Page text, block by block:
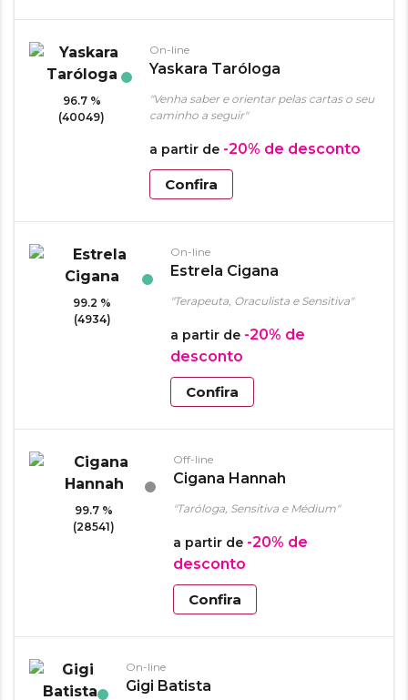
96.7 %
(40049)
On-line
Yaskara Taróloga
"Venha saber e orientar pelas cartas o seu
caminho a seguir"
a partir de -20% de desconto
Confira
99.2 %
(4934)
On-line
Estrela Cigana
"Terapeuta, Oraculista e Sensitiva"
a partir de -20% de
desconto
Confira
99.7 %
(28541)
Off-line
Cigana Hannah
"Taróloga, Sensitiva e Médium"
a partir de -20% de
desconto
Confira
On-line
Gigi Batista